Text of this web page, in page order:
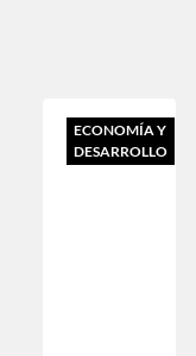
ECONOMÍA Y
DESARROLLO